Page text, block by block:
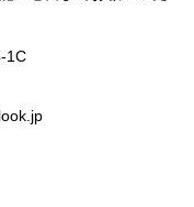
1C